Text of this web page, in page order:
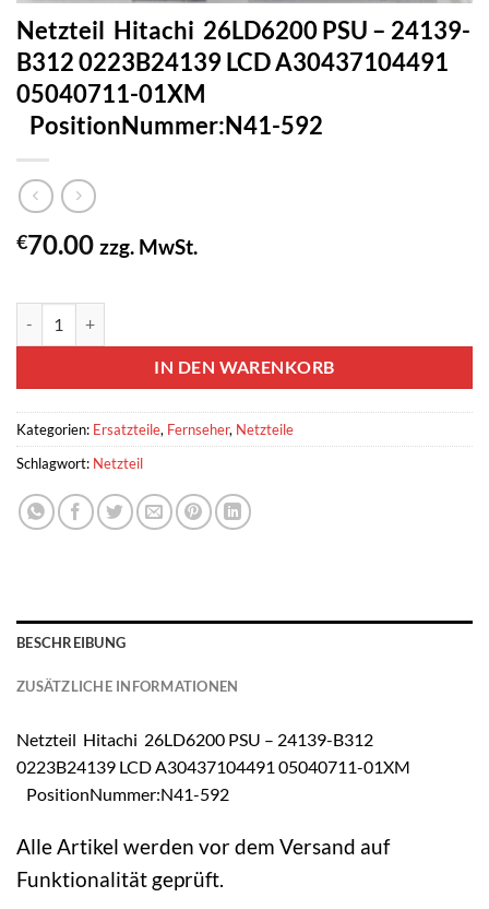
Netzteil Hitachi 26LD6200 PSU – 24139-
B312 0223B24139 LCD A30437104491
05040711-01XM
PositionNummer:N41-592
€70.00 zzg. MwSt.
IN DEN WARENKORB
Kategorien: Ersatzteile, Fernseher, Netzteile
Schlagwort: Netzteil
BESCHREIBUNG
ZUSÄTZLICHE INFORMATIONEN
Netzteil Hitachi 26LD6200 PSU – 24139-B312
0223B24139 LCD A30437104491 05040711-01XM
PositionNummer:N41-592
Alle Artikel werden vor dem Versand auf
Funktionalität geprüft.